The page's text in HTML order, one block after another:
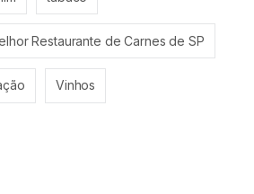
Restaurante de Carnes de SP
Vinhos